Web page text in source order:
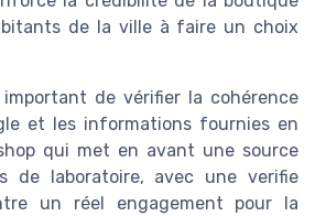
de la ville à faire un choix
de vérifier la cohérence
et les informations fournies en
qui met en avant une source
de laboratoire, avec une verifie
un réel engagement pour la